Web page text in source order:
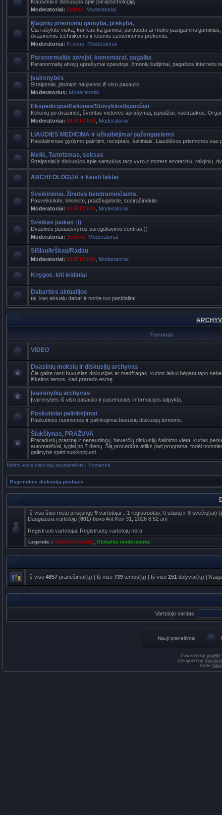
Klausimai ir diskusijos apie parapsichologiją
Moderatoriai: Baltas Moderatoriai
Maginių priemonių gamyba, prekyba,
Čia rašykite viską, kur kas ką gamina, parduoda ar moko pasigaminti
dvasinėmis technikomis ir kitomis ezoterinėmis prekėmis.
Moderatoriai: Kronas Moderatoriai
Paranormalūs atvejai, komentarai, pagalba
Paranormalių atvejų aprašymai spaudoje, žmonių liudijimai, pagalbos internetu
Įvairenybės
Straipsniai, įdomios naujienos iš viso pasaulio
Moderatorius: Moderatoriai
Ekspedicijos/Kelionės/Stovyklos/Įspūdžiai
Kelionių po dvasines, šventas vietoves aprašymai, įspūdžiai, nuotraukos.
Moderatoriai: BURTONIS Moderatoriai
LIAUDIES MEDICINA ir užkalbėjimai pažengusiems
Pasidalinimas gydymo patirtimi, receptais, šaltiniais. Liaudiškos priemonės sau
Meilė, Tantrizmas, seksas
Straipsniai ir diskusijos apie santykius tarp vyro ir moters ezoteriniu, religiniu,
ARCHEOLOGIJA ir keisti faktai
Sveikinimai. Žinutės bendraminčiams.
Pasveikinkite, linkėkite, pradžiuginkite, susirašinėkite.
Moderatoriai: BURTONIS Moderatoriai
Sveikas juokas :))
Dvasinės pusiausvyros sureguliavimo centras:))
Moderatoriai: Šešėlis Moderatoriai
Siūlau/Ieškau/Radau
Moderatoriai: BURTONIS Moderatoriai
Knygos. kiti leidiniai
Dabarties aktualijos
tai, kas aktualu dabar ir norite tuo pasidalinti
Forumas
VIDEO
Dvasinių mokslų ir diskusijų archyvas
Čia galite rasti buvusias diskusijas ar medžiagas, kurios laikui bėgant tapo
iškeltos temos, kad prarado esmę.
Įvairenybių archyvas
Įvairenybės iš viso pasaulio ir pasenusios informacijos talpykla.
Paskutiniai palinkėjimai
Paskutinės nuomonės ir palinkėjimai buvusių diskusijų temoms.
Šiukšlynas, PRAŽUVA
Praradusių prasmę ir nenaudingų, beverčių diskusijų šalinimo vieta, kurias
automatiškai, lygiai po 7 dienų. Šią procedūra atliks pati programa, todėl
galimybė spėti nusikopijuoti.
Ištrinti visus diskusijų sausainėlius | Komanda
Pagrindinis diskusijų puslapis
Iš viso šiuo metu prisijungę 9 vartotojai :: 1 registruotas, 0 slaptų ir 8 svečių(iai)
Daugiausia vartotojų (601) buvo Ant Kov 31, 2026 8:52 am
Registruoti vartotojai: Registruotų vartotojų nėra
Legenda :: Administratoriai Globalūs moderatoriai
Iš viso 4857 pranešimai(ų) | Iš viso 739 temos(ų) | Iš viso 151 dalyviai(ių) |
Vartotojo vardas:
Nauji pranešimai
Powered by phpBB
Designed by
Vertė